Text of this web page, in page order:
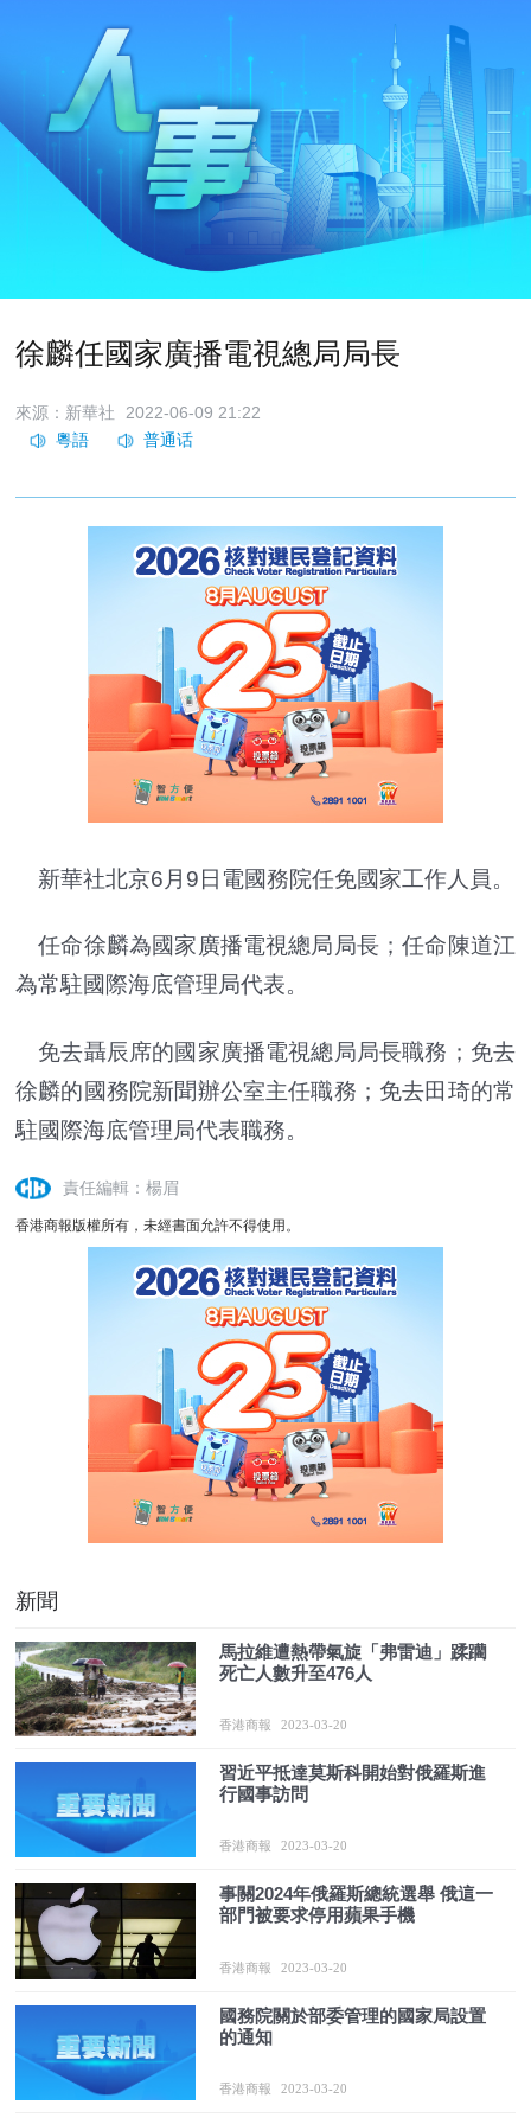
徐麟任國家廣播電視總局局長
來源：新華社 2022-06-09 21:22
新華社北京6月9日電國務院任免國家工作人員。
任命徐麟為國家廣播電視總局局長；任命陳道江
為常駐國際海底管理局代表。
免去聶辰席的國家廣播電視總局局長職務；免去
徐麟的國務院新聞辦公室主任職務；免去田琦的常
駐國際海底管理局代表職務。
責任編輯：楊眉
香港商報版權所有，未經書面允許不得使用。
新聞
馬拉維遭熱帶氣旋「弗雷迪」蹂躪
死亡人數升至476人
香港商報 2023-03-20
習近平抵達莫斯科開始對俄羅斯進
行國事訪問
香港商報 2023-03-20
事關2024年俄羅斯總統選舉 俄這一
部門被要求停用蘋果手機
香港商報 2023-03-20
國務院關於部委管理的國家局設置
的通知
香港商報 2023-03-20